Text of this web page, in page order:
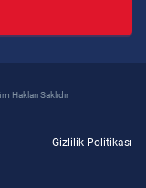
Hakları Saklıdır
Gizlilik Politikası